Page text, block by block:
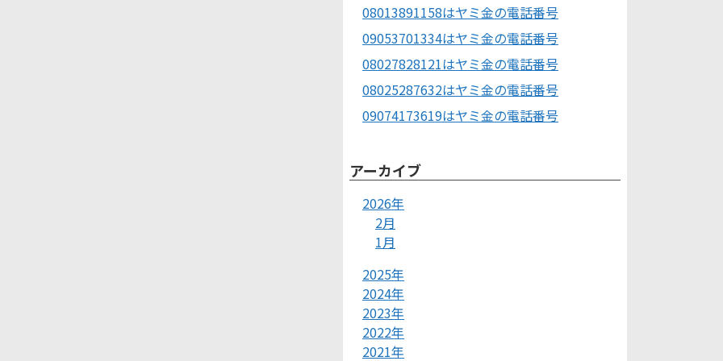
08013891158はヤミ金の電話番号
09053701334はヤミ金の電話番号
08027828121はヤミ金の電話番号
08025287632はヤミ金の電話番号
09074173619はヤミ金の電話番号
アーカイブ
2026年
2月
1月
2025年
2024年
2023年
2022年
2021年